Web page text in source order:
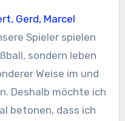
Spieler spielen
sondern leben
Weise im und
Deshalb möchte ich
betonen, dass ich